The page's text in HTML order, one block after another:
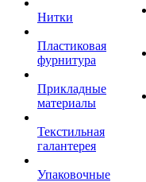
Нитки
Пластиковая
фурнитура
Прикладные
материалы
Текстильная
галантерея
Упаковочные